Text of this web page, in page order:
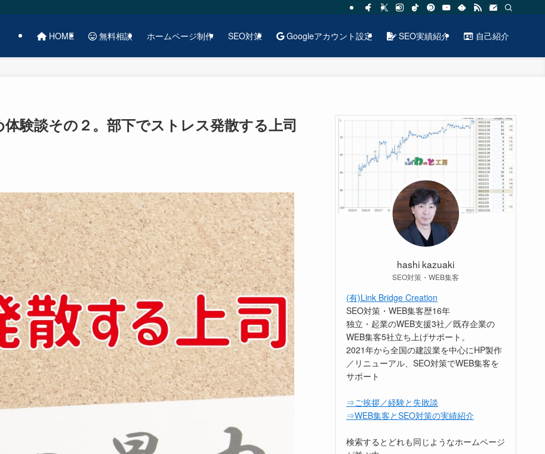
HOME 無料相談 ホームページ制作 SEO対策 Googleアカウント設定 SEO実績紹介 自己紹介
験談その２。部下でストレス発散する上司
hashi kazuaki
SEO対策・WEB集客
(有)Link Bridge Creation
SEO対策・WEB集客歴16年
独立・起業のWEB支援3社／既存企業の
WEB集客5社立ち上げサポート。
2021年から全国の建設業を中心にHP製作
／リニューアル、SEO対策でWEB集客を
サポート
⇒ご挨拶／経験と失敗談
⇒WEB集客とSEO対策の実績紹介
検索するとどれも同じようなホームページ